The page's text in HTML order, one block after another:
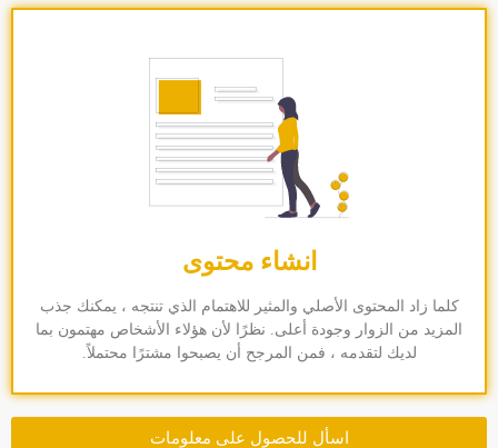
انشاء محتوى
كلما زاد المحتوى الأصلي والمثير للاهتمام الذي تنتجه ، يمكنك جذب
المزيد من الزوار وجودة أعلى. نظرًا لأن هؤلاء الأشخاص مهتمون بما
لديك لتقدمه ، فمن المرجح أن يصبحوا مشترًا محتملاً.
اسأل للحصول على معلومات